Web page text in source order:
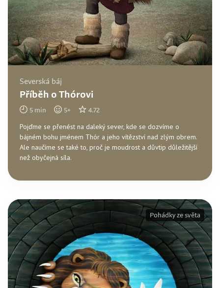
Severská báj
Příběh o Thórovi
5 min 5+ 4.72
Pojďme se přenést na daleký sever, kde se dozvíme o
bájném bohu jménem Thór a jeho vítězství nad zlým obrem.
Ale naučíme se také to, proč je moudrost a důvtip důležitější
než obyčejná síla.
Pohádky ze světa